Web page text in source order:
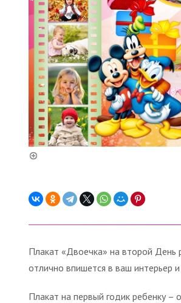
Плакат «Двоечка» на второй
отлично впишется в ваш интерьер
Плакат на первый годик ребенку –